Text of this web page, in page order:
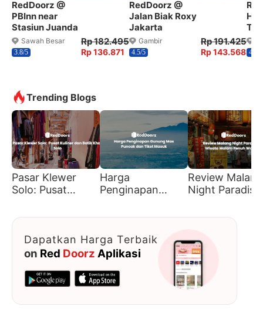
RedDoorz @
PBInn near
Stasiun Juanda
Sawah Besar
3.8/5
Rp 182.495
Rp 136.871
RedDoorz @
Jalan Biak Roxy
Jakarta
Gambir
4.5/5
Rp 191.425
Rp 143.568 4.7/5
Trending Blogs
Pasar Klewer
Solo: Pusat
Harga
Penginapan
Review Malang
Night Paradise:
Dapatkan Harga Terbaik
on Red Doorz Aplikasi